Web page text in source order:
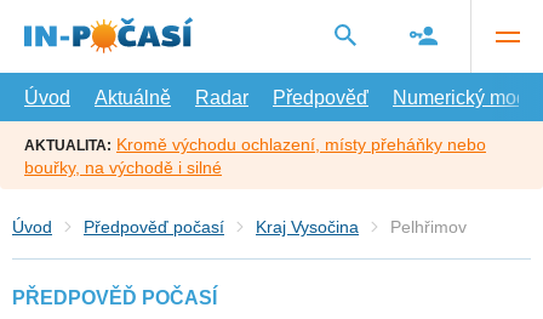
hlavní
Úvod
Aktuálně Radar Předpověď Numerický model
AKTUALITA: Kromě východu ochlazení, místy přeháňky nebo
bouřky, na východě i silné
Úvod Předpověď počasí Kraj Vysočina Pelhřimov
PŘEDPOVĚĎ POČASÍ